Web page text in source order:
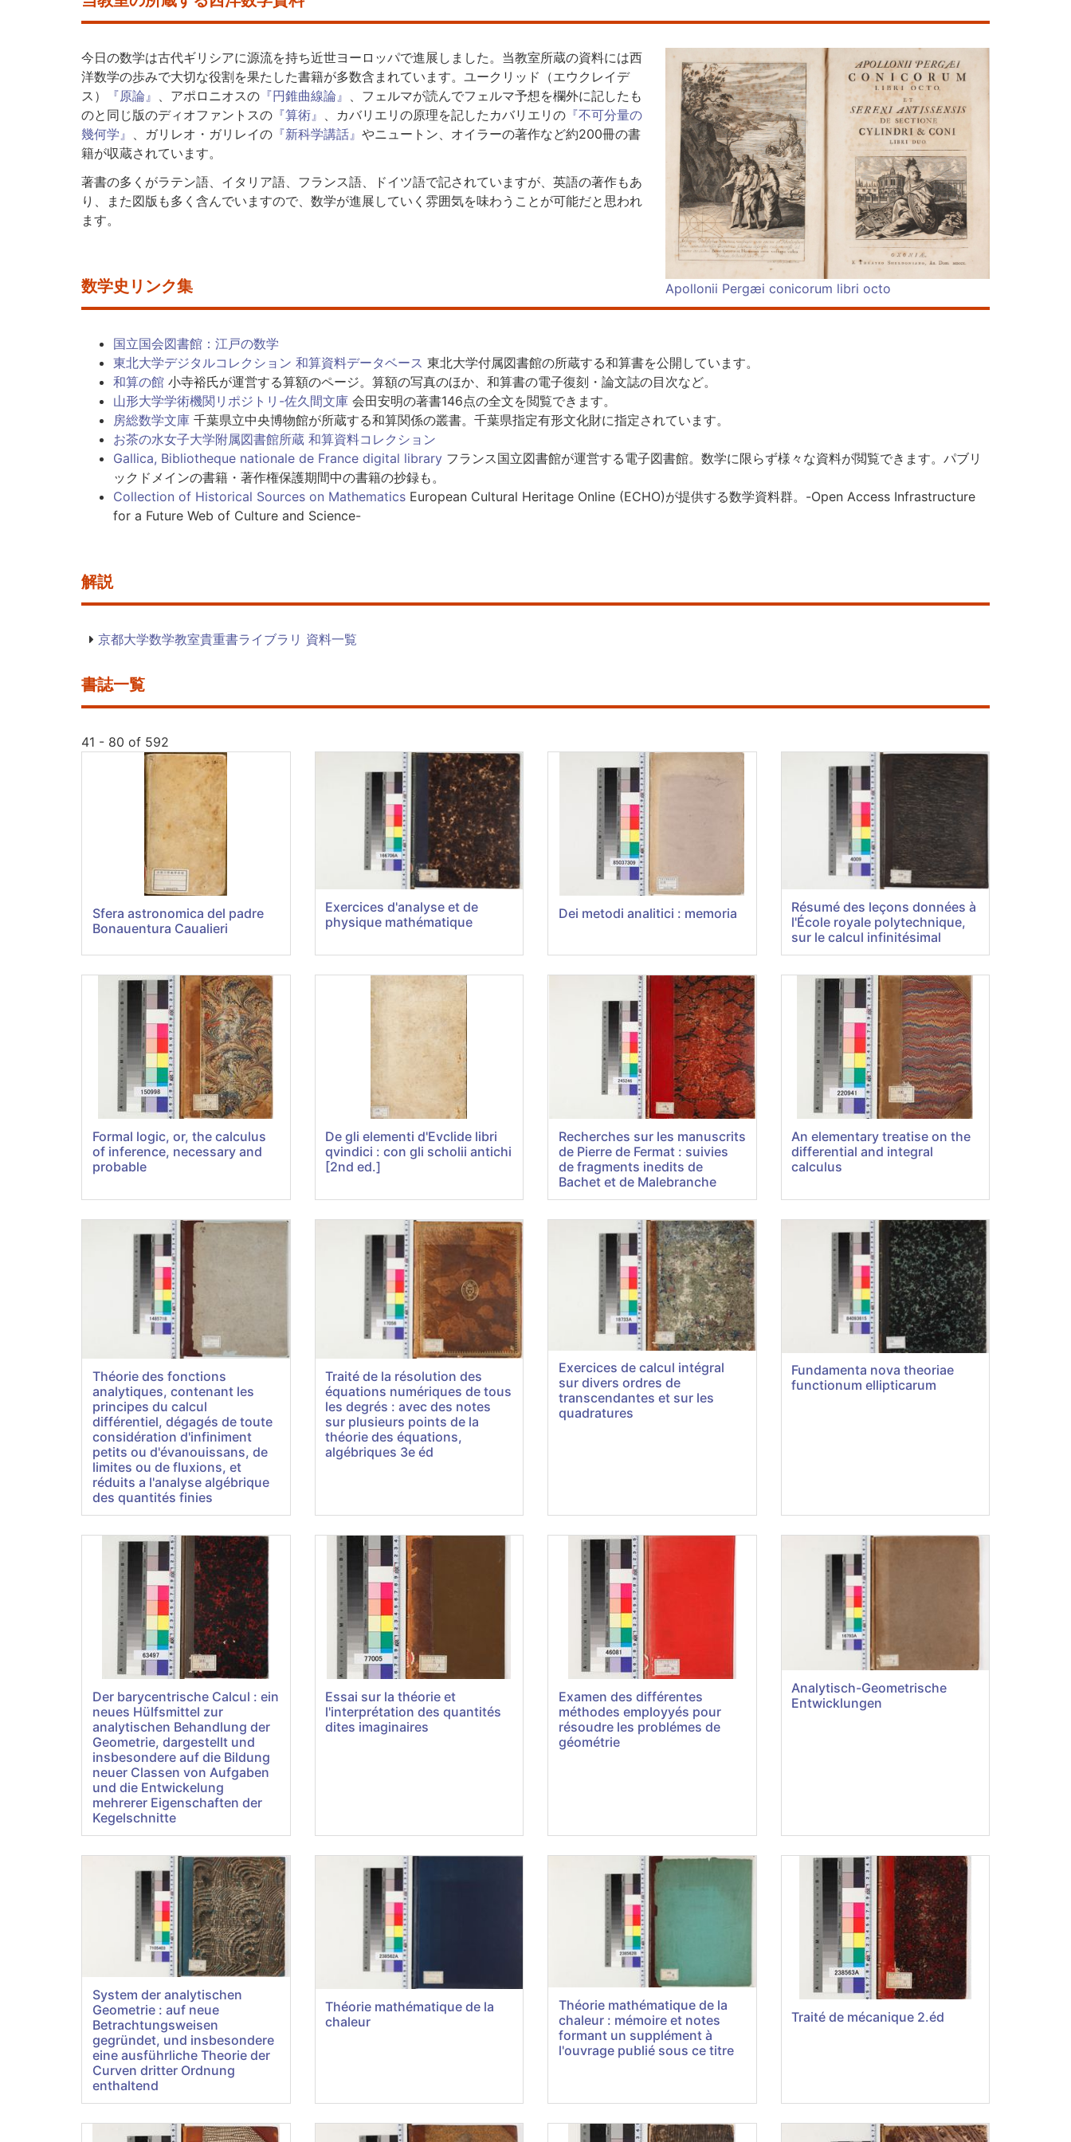
Apollonii Pergæi conicorum libri octo
今日の数学は古代ギリシアに源流を持ち近世ヨーロッパで進展しました。当教室所蔵の資料には西
洋数学の歩みで大切な役割を果たした書籍が多数含まれています。ユークリッド（エウクレイデ
ス）
『原論』 、アポロニオスの 『円錐曲線論』 、フェルマが読んでフェルマ予想を欄外に記したも
のと同じ版のディオファントスの 『算術』 、カバリエリの原理を記したカバリエリの 『不可分量の
幾何学』 、ガリレオ・ガリレイの 『新科学講話』 やニュートン、オイラーの著作など約200冊の書
籍が収蔵されています。
著書の多くがラテン語、イタリア語、フランス語、ドイツ語で記されていますが、英語の著作もあ
り、また図版も多く含んでいますので、数学が進展していく雰囲気を味わうことが可能だと思われ
ます。
数学史リンク集
国立国会図書館：江戸の数学
東北大学デジタルコレクション 和算資料データベース 東北大学付属図書館の所蔵する和算書を公開しています。
和算の館 小寺裕氏が運営する算額のページ。算額の写真のほか、和算書の電子復刻・論文誌の目次など。
山形大学学術機関リポジトリ-佐久間文庫 会田安明の著書146点の全文を閲覧できます。
房総数学文庫 千葉県立中央博物館が所蔵する和算関係の叢書。千葉県指定有形文化財に指定されています。
お茶の水女子大学附属図書館所蔵 和算資料コレクション
Gallica, Bibliotheque nationale de France digital library フランス国立図書館が運営する電子図書館。数学に限らず様々な資料が閲覧できます。パブリ
ックドメインの書籍・著作権保護期間中の書籍の抄録も。
Collection of Historical Sources on Mathematics European Cultural Heritage Online (ECHO)が提供する数学資料群。-Open Access Infrastructure
for a Future Web of Culture and Science-
解説
京都大学数学教室貴重書ライブラリ 資料一覧
書誌一覧
41 - 80 of 592
Sfera astronomica del padre
Bonauentura Caualieri
Exercices d'analyse et de
physique mathématique
Dei metodi analitici : memoria
Résumé des leçons données à
l'École royale polytechnique,
sur le calcul infinitésimal
Formal logic, or, the calculus
of inference, necessary and
probable
De gli elementi d'Evclide libri
qvindici : con gli scholii antichi
[2nd ed.]
Recherches sur les manuscrits
de Pierre de Fermat : suivies
de fragments inedits de
Bachet et de Malebranche
An elementary treatise on the
differential and integral
calculus
Théorie des fonctions
analytiques, contenant les
principes du calcul
différentiel, dégagés de toute
considération d'infiniment
petits ou d'évanouissans, de
limites ou de fluxions, et
réduits a l'analyse algébrique
des quantités finies
Traité de la résolution des
équations numériques de tous
les degrés : avec des notes
sur plusieurs points de la
théorie des équations,
algébriques 3e éd
Exercices de calcul intégral
sur divers ordres de
transcendantes et sur les
quadratures
Fundamenta nova theoriae
functionum ellipticarum
Der barycentrische Calcul : ein
neues Hülfsmittel zur
analytischen Behandlung der
Geometrie, dargestellt und
insbesondere auf die Bildung
neuer Classen von Aufgaben
und die Entwickelung
mehrerer Eigenschaften der
Kegelschnitte
Essai sur la théorie et
l'interprétation des quantités
dites imaginaires
Examen des différentes
méthodes employyés pour
résoudre les problémes de
géométrie
Analytisch-Geometrische
Entwicklungen
System der analytischen
Geometrie : auf neue
Betrachtungsweisen
gegründet, und insbesondere
eine ausführliche Theorie der
Curven dritter Ordnung
enthaltend
Théorie mathématique de la
chaleur
Théorie mathématique de la
chaleur : mémoire et notes
formant un supplément à
l'ouvrage publié sous ce titre
Traité de mécanique 2.éd